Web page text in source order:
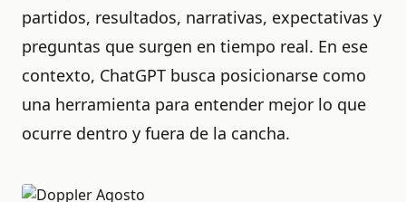
partidos, resultados, narrativas, expectativas y
preguntas que surgen en tiempo real. En ese
contexto, ChatGPT busca posicionarse como
una herramienta para entender mejor lo que
ocurre dentro y fuera de la cancha.